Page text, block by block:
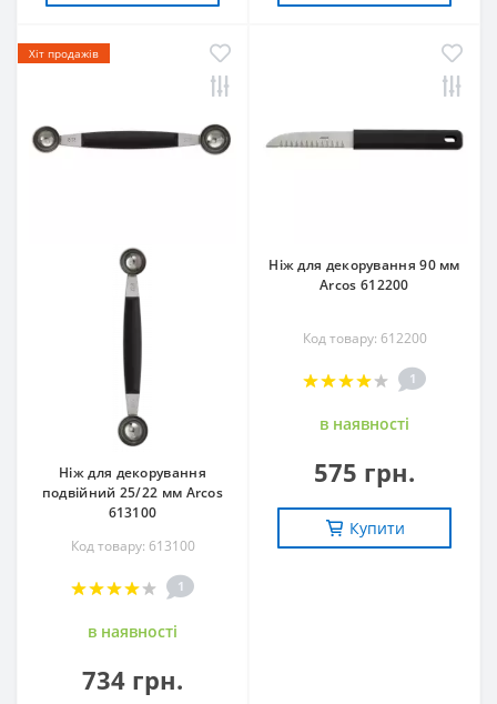
Хіт продажів
Ніж для декорування
подвійний 25/22 мм Arcos
613100
Код товару: 613100
1
в наявностi
734 грн.
Ніж для декорування 90 мм
Arcos 612200
Код товару: 612200
1
в наявностi
575 грн.
Купити